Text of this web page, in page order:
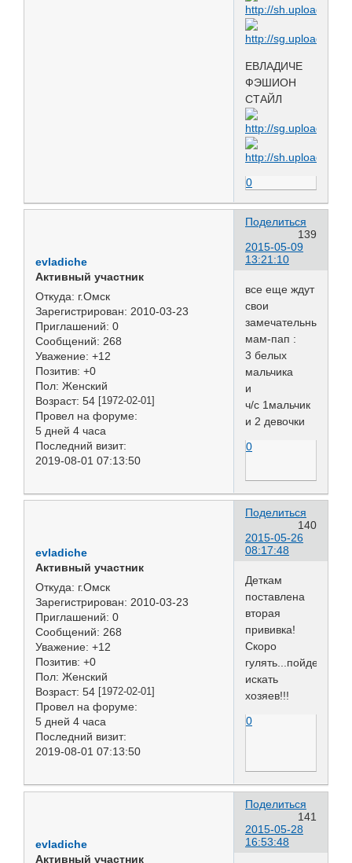
ЕВЛАДИЧЕ
ФЭШИОН
СТАЙЛ
0
Поделиться
139
2015-05-09
13:21:10
evladiche
Активный участник
Откуда: г.Омск
Зарегистрирован: 2010-03-23
Приглашений: 0
Сообщений: 268
Уважение: +12
Позитив: +0
Пол: Женский
Возраст: 54 [1972-02-01]
Провел на форуме:
5 дней 4 часа
Последний визит:
2019-08-01 07:13:50
все еще ждут
свои
замечательных
мам-пап :
3 белых
мальчика
и
ч/с 1мальчик
и 2 девочки
0
Поделиться
140
2015-05-26
08:17:48
evladiche
Активный участник
Откуда: г.Омск
Зарегистрирован: 2010-03-23
Приглашений: 0
Сообщений: 268
Уважение: +12
Позитив: +0
Пол: Женский
Возраст: 54 [1972-02-01]
Провел на форуме:
5 дней 4 часа
Последний визит:
2019-08-01 07:13:50
Деткам
поставлена
вторая
прививка!
Скоро
гулять...пойдем
искать
хозяев!!!
0
Поделиться
141
2015-05-28
16:53:48
evladiche
Активный участник